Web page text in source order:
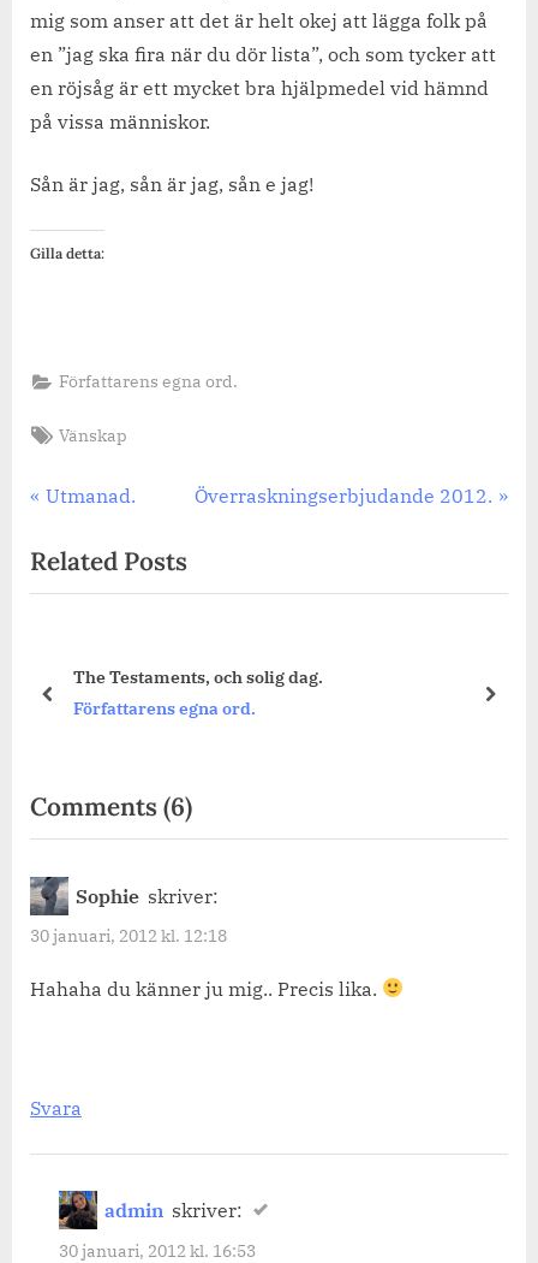
mig som anser att det är helt okej att lägga folk på
en ”jag ska fira när du dör lista”, och som tycker att
en röjsåg är ett mycket bra hjälpmedel vid hämnd
på vissa människor.
Sån är jag, sån är jag, sån e jag!
Gilla detta:
Författarens egna ord.
Tags:
Vänskap
Inläggsnavigering
Previous
Utmanad.
Next
Överraskningserbjudande 2012.
Related Posts
The Testaments, och solig dag.
Författarens egna ord.
prev next
Comments(6)on
“Att
olika
Sophie skriver:
30 januari, 2012 kl. 12:18
Hahaha du känner ju mig.. Precis lika.
Svara
admin skriver:
30 januari, 2012 kl. 16:53